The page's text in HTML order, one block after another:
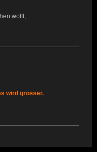
wollt,
wird grösser.